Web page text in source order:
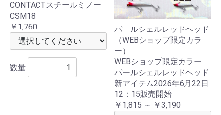
CONTACTスチールミノー
CSM18
￥1,760
数量
パールシェルレッドヘッド
（WEBショップ限定カラ
ー）
WEBショップ限定カラー
パールシェルレッドヘッド
新アイテム2026年6月22日
12：15販売開始
￥1,815 ～ ￥3,190